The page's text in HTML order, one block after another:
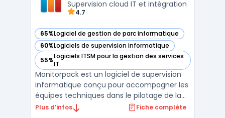
consol ...
Supervision cloud IT et intégration
4.7
65%Logiciel de gestion de parc informatique
— voir Monitorpack dans cette catégorie
60%Logiciels de supervision informatique
— voir Monitorpack dans cette catégorie
55%Logiciels ITSM pour la gestion des services
IT
— voir Monitorpack dans cette catégorie
Monitorpack est un logiciel de supervision
informatique conçu pour accompagner les
équipes techniques dans le pilotage de la
performance et la continuité des
Plus d’infos Fiche complète